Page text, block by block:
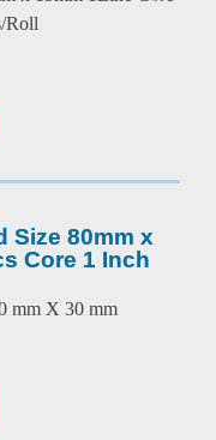
Size 80mm x
Core 1 Inch